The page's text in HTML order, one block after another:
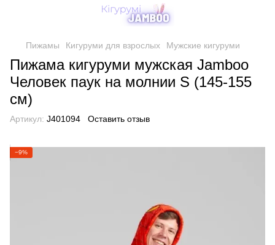
Пижамы Кигуруми для взрослых Мужские кигуруми
Пижама кигуруми мужская Jamboo
Человек паук на молнии S (145-155
см)
Артикул: J401094 Оставить отзыв
−9%